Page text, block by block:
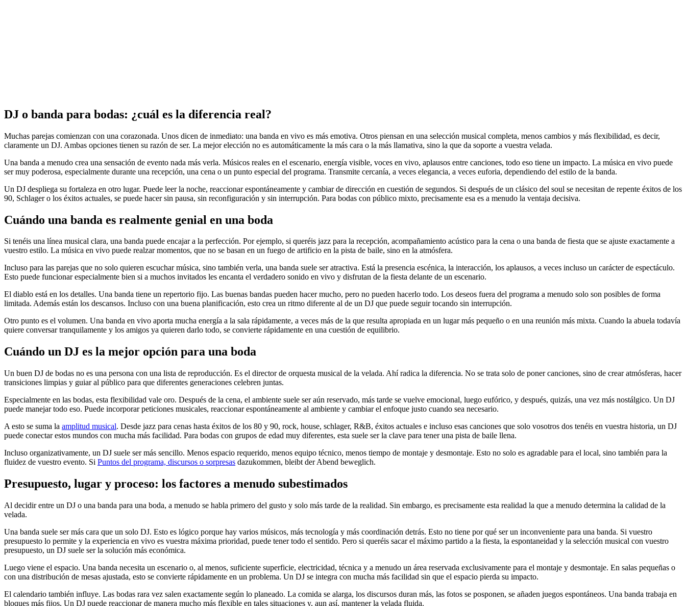
DJ o banda para bodas: ¿cuál es la diferencia real?
Muchas parejas comienzan con una corazonada. Unos dicen de inmediato: una banda en vivo es más emotiva. Otros piensan en una selección musical completa, menos cambios y más flexibilidad, es decir,
claramente un DJ. Ambas opciones tienen su razón de ser. La mejor elección no es automáticamente la más cara o la más llamativa, sino la que da soporte a vuestra velada.
Una banda a menudo crea una sensación de evento nada más verla. Músicos reales en el escenario, energía visible, voces en vivo, aplausos entre canciones, todo eso tiene un impacto. La música en vivo puede
ser muy poderosa, especialmente durante una recepción, una cena o un punto especial del programa. Transmite cercanía, a veces elegancia, a veces euforia, dependiendo del estilo de la banda.
Un DJ despliega su fortaleza en otro lugar. Puede leer la noche, reaccionar espontáneamente y cambiar de dirección en cuestión de segundos. Si después de un clásico del soul se necesitan de repente éxitos de los
90, Schlager o los éxitos actuales, se puede hacer sin pausa, sin reconfiguración y sin interrupción. Para bodas con público mixto, precisamente esa es a menudo la ventaja decisiva.
Cuándo una banda es realmente genial en una boda
Si tenéis una línea musical clara, una banda puede encajar a la perfección. Por ejemplo, si queréis jazz para la recepción, acompañamiento acústico para la cena o una banda de fiesta que se ajuste exactamente a
vuestro estilo. La música en vivo puede realzar momentos, que no se basan en un fuego de artificio en la pista de baile, sino en la atmósfera.
Incluso para las parejas que no solo quieren escuchar música, sino también verla, una banda suele ser atractiva. Está la presencia escénica, la interacción, los aplausos, a veces incluso un carácter de espectáculo.
Esto puede funcionar especialmente bien si a muchos invitados les encanta el verdadero sonido en vivo y disfrutan de la fiesta delante de un escenario.
El diablo está en los detalles. Una banda tiene un repertorio fijo. Las buenas bandas pueden hacer mucho, pero no pueden hacerlo todo. Los deseos fuera del programa a menudo solo son posibles de forma
limitada. Además están los descansos. Incluso con una buena planificación, esto crea un ritmo diferente al de un DJ que puede seguir tocando sin interrupción.
Otro punto es el volumen. Una banda en vivo aporta mucha energía a la sala rápidamente, a veces más de la que resulta apropiada en un lugar más pequeño o en una reunión más mixta. Cuando la abuela todavía
quiere conversar tranquilamente y los amigos ya quieren darlo todo, se convierte rápidamente en una cuestión de equilibrio.
Cuándo un DJ es la mejor opción para una boda
Un buen DJ de bodas no es una persona con una lista de reproducción. Es el director de orquesta musical de la velada. Ahí radica la diferencia. No se trata solo de poner canciones, sino de crear atmósferas, hacer
transiciones limpias y guiar al público para que diferentes generaciones celebren juntas.
Especialmente en las bodas, esta flexibilidad vale oro. Después de la cena, el ambiente suele ser aún reservado, más tarde se vuelve emocional, luego eufórico, y después, quizás, una vez más nostálgico. Un DJ
puede manejar todo eso. Puede incorporar peticiones musicales, reaccionar espontáneamente al ambiente y cambiar el enfoque justo cuando sea necesario.
A esto se suma la amplitud musical. Desde jazz para cenas hasta éxitos de los 80 y 90, rock, house, schlager, R&B, éxitos actuales e incluso esas canciones que solo vosotros dos tenéis en vuestra historia, un DJ
puede conectar estos mundos con mucha más facilidad. Para bodas con grupos de edad muy diferentes, esta suele ser la clave para tener una pista de baile llena.
Incluso organizativamente, un DJ suele ser más sencillo. Menos espacio requerido, menos equipo técnico, menos tiempo de montaje y desmontaje. Esto no solo es agradable para el local, sino también para la
fluidez de vuestro evento. Si Puntos del programa, discursos o sorpresas dazukommen, bleibt der Abend beweglich.
Presupuesto, lugar y proceso: los factores a menudo subestimados
Al decidir entre un DJ o una banda para una boda, a menudo se habla primero del gusto y solo más tarde de la realidad. Sin embargo, es precisamente esta realidad la que a menudo determina la calidad de la
velada.
Una banda suele ser más cara que un solo DJ. Esto es lógico porque hay varios músicos, más tecnología y más coordinación detrás. Esto no tiene por qué ser un inconveniente para una banda. Si vuestro
presupuesto lo permite y la experiencia en vivo es vuestra máxima prioridad, puede tener todo el sentido. Pero si queréis sacar el máximo partido a la fiesta, la espontaneidad y la selección musical con vuestro
presupuesto, un DJ suele ser la solución más económica.
Luego viene el espacio. Una banda necesita un escenario o, al menos, suficiente superficie, electricidad, técnica y a menudo un área reservada exclusivamente para el montaje y desmontaje. En salas pequeñas o
con una distribución de mesas ajustada, esto se convierte rápidamente en un problema. Un DJ se integra con mucha más facilidad sin que el espacio pierda su impacto.
El calendario también influye. Las bodas rara vez salen exactamente según lo planeado. La comida se alarga, los discursos duran más, las fotos se posponen, se añaden juegos espontáneos. Una banda trabaja en
bloques más fijos. Un DJ puede reaccionar de manera mucho más flexible en tales situaciones y, aun así, mantener la velada fluida.